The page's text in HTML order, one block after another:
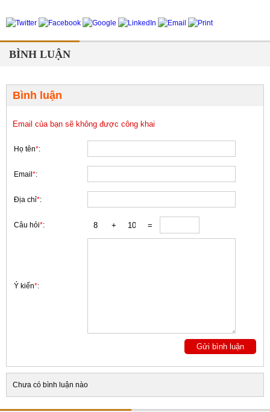
BÌNH LUẬN
Bình luận
Email của bạn sẽ không được công khai
Họ tên*:
Email *:
Địa chỉ*:
Câu hỏi*:
Ý kiến*:
Chưa có bình luận nào